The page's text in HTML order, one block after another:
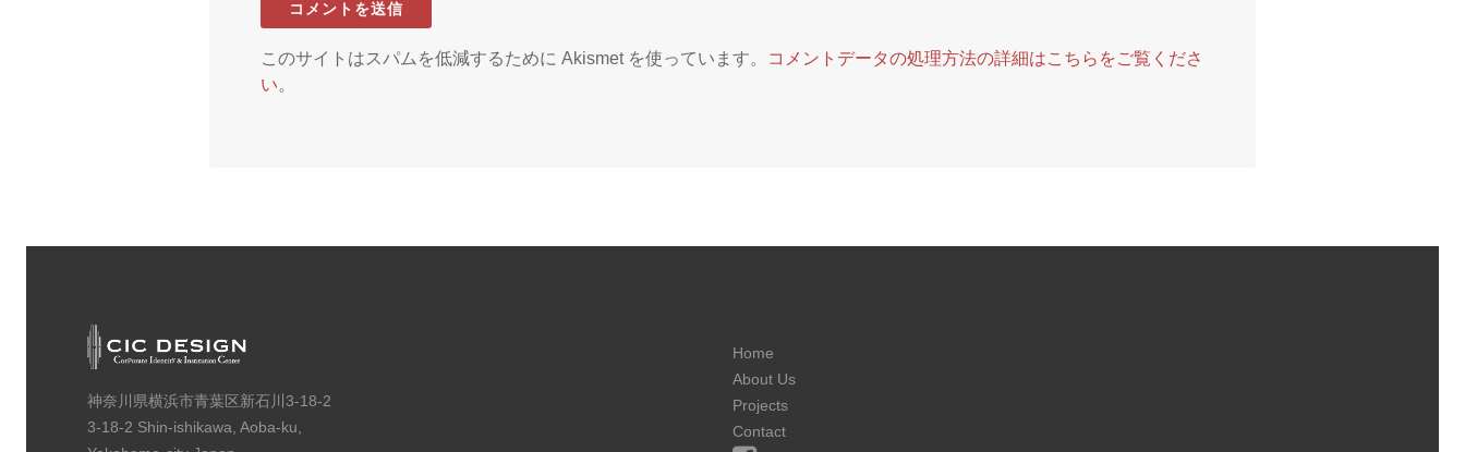
このサイトはスパムを低減するために Akismet を使っています。 コメントデータの処理方法の詳細はこちらをご覧くださ
い。
神奈川県横浜市青葉区新石川3-18-2
3-18-2 Shin-ishikawa, Aoba-ku,
Home
About Us
Projects
Contact